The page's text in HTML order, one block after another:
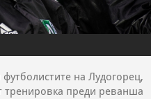
на Лудогорец,
тренировка преди реванша